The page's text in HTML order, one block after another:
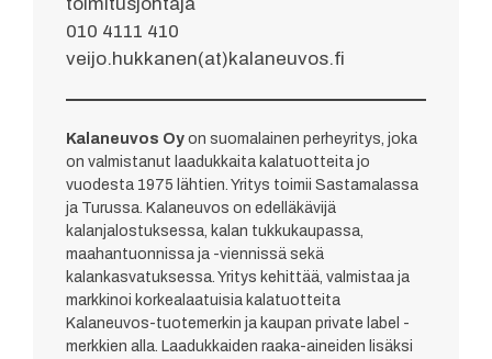
010 4111 410
veijo.hukkanen(at)kalaneuvos.fi
Kalaneuvos Oy on suomalainen perheyritys, joka
on valmistanut laadukkaita kalatuotteita jo
vuodesta 1975 lähtien. Yritys toimii Sastamalassa
ja Turussa. Kalaneuvos on edelläkävijä
kalanjalostuksessa, kalan tukkukaupassa,
maahantuonnissa ja -viennissä sekä
kalankasvatuksessa. Yritys kehittää, valmistaa ja
markkinoi korkealaatuisia kalatuotteita
Kalaneuvos-tuotemerkin ja kaupan private label -
merkkien alla. Laadukkaiden raaka-aineiden lisäksi